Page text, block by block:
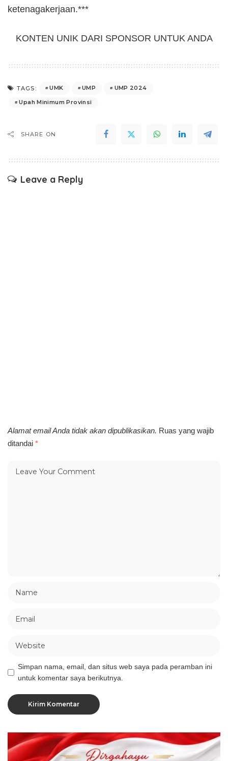
ketenagakerjaan.***
KONTEN UNIK DARI SPONSOR UNTUK ANDA
TAGS: UMK UMP
UMP 2024
Upah Minimum Provinsi
SHARE ON
Leave a Reply
Alamat email Anda tidak akan dipublikasikan. Ruas yang wajib
ditandai *
Simpan nama, email, dan situs web saya pada peramban ini
untuk komentar saya berikutnya.